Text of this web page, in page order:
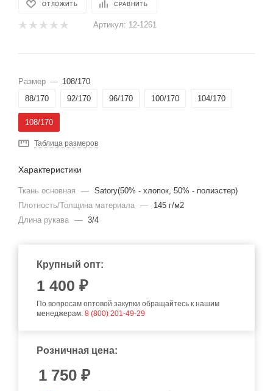
ОТЛОЖИТЬ СРАВНИТЬ
Артикул: 12-1261
Размер — 108/170
88/170
92/170 96/170 100/170 104/170
108/170
Таблица размеров
Характеристики
Ткань основная — Satory(50% - хлопок, 50% - полиэстер)
Плотность/Толщина материала —
145 г/м2
Длина рукава — 3/4
Крупный опт:
1 400 ₽
По вопросам оптовой закупки обращайтесь к нашим
менеджерам: 8 (800) 201-49-29
Розничная цена:
1 750 ₽